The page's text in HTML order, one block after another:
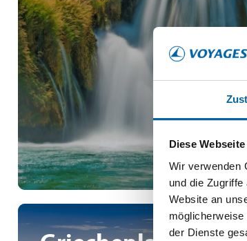
Diese
Wir verwenden
und die
Website an
der Dienste
Die historische Altstadt von Zadar
Nationalpark Krka mit seinen Wasserfällen